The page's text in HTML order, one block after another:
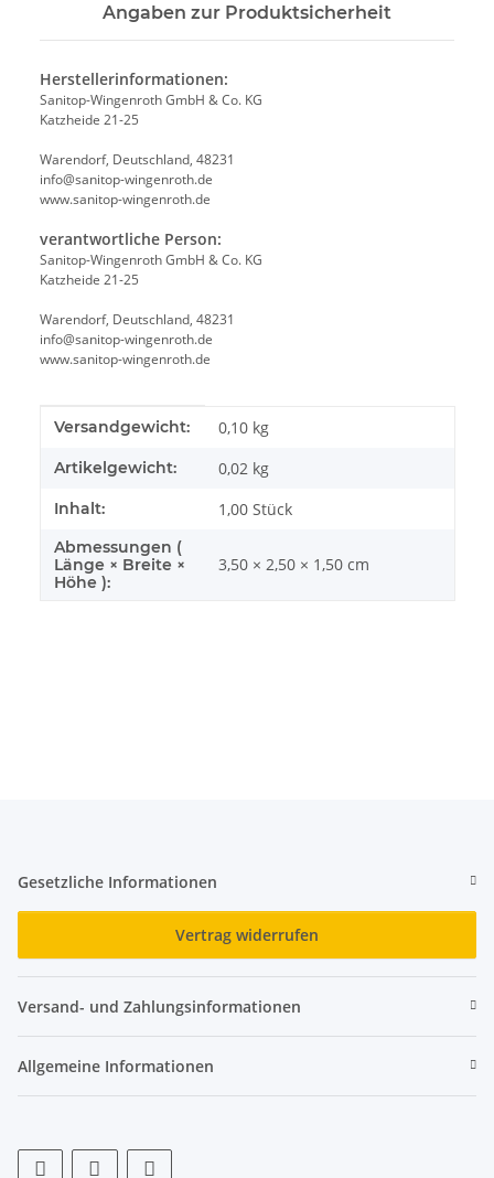
Angaben zur Produktsicherheit
Herstellerinformationen:
Sanitop-Wingenroth GmbH & Co. KG
Katzheide 21-25
Warendorf, Deutschland, 48231
info@sanitop-wingenroth.de
www.sanitop-wingenroth.de
verantwortliche Person:
Sanitop-Wingenroth GmbH & Co. KG
Katzheide 21-25
Warendorf, Deutschland, 48231
info@sanitop-wingenroth.de
www.sanitop-wingenroth.de
Produkteigenschaft
Wert
Versandgewicht: 0,10 kg
Artikelgewicht: 0,02 kg
Inhalt: 1,00 Stück
Abmessungen (
Länge × Breite ×
Höhe ):
3,50 × 2,50 × 1,50 cm
Gesetzliche Informationen
Vertrag widerrufen
Versand- und Zahlungsinformationen
Allgemeine Informationen